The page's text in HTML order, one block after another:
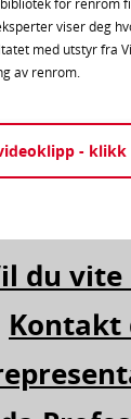
for renrom
viser deg
med utstyr fra
av renrom.
- klikk
du vite
Kontakt